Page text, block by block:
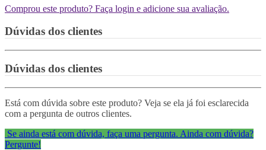
Comprou este produto? Faça login e adicione sua avaliação.
Dúvidas dos clientes
Dúvidas dos clientes
Está com dúvida sobre este produto? Veja se ela já foi esclarecida
com a pergunta de outros clientes.
Se ainda está com dúvida, faça uma pergunta. Ainda com dúvida?
Pergunte!